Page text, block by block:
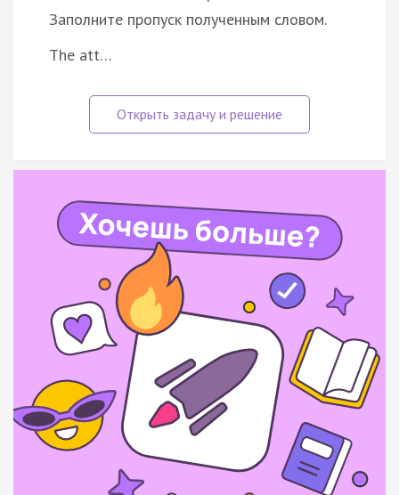
Заполните пропуск полученным словом.
The att…